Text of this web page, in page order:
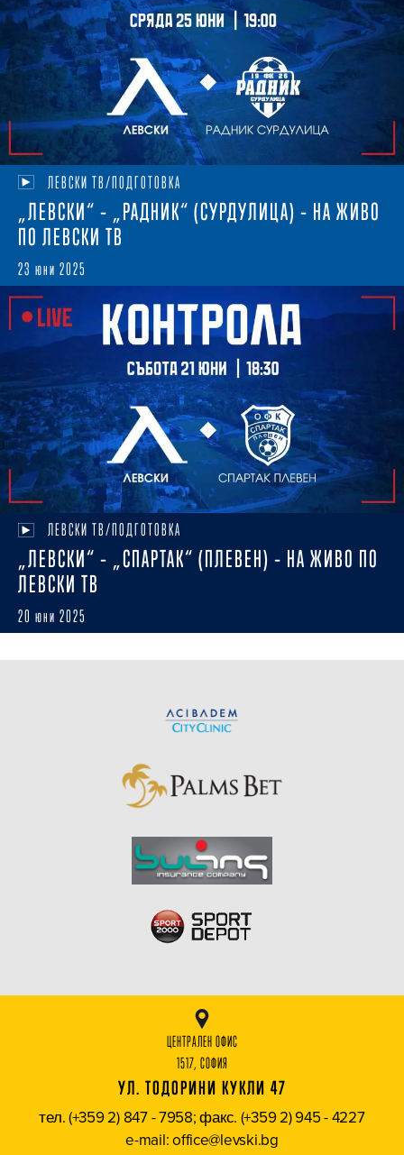
ЛЕВСКИ ТВ/ПОДГОТОВКА
„ЛЕВСКИ“ – „РАДНИК“ (СУРДУЛИЦА) – НА ЖИВО
ПО ЛЕВСКИ ТВ
23 юни 2025
ЛЕВСКИ ТВ/ПОДГОТОВКА
„ЛЕВСКИ“ – „СПАРТАК“ (ПЛЕВЕН) – НА ЖИВО ПО
ЛЕВСКИ ТВ
20 юни 2025
ЦЕНТРАЛЕН ОФИС
1517, СОФИЯ
УЛ. ТОДОРИНИ КУКЛИ 47
тел. (+359 2) 847 - 7958; факс. (+359 2) 945 - 4227
e-mail: office@levski.bg